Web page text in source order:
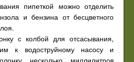
пипеткой можно отделить
и бензина от бесцветного
с колбой для отсасывания,
к водоструйному насосу и